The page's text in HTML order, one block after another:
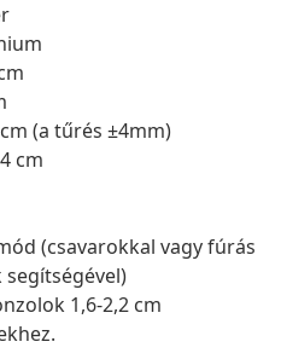
(a tűrés ±4mm)
cm
(csavarokkal vagy fúrás
1,6-2,2 cm